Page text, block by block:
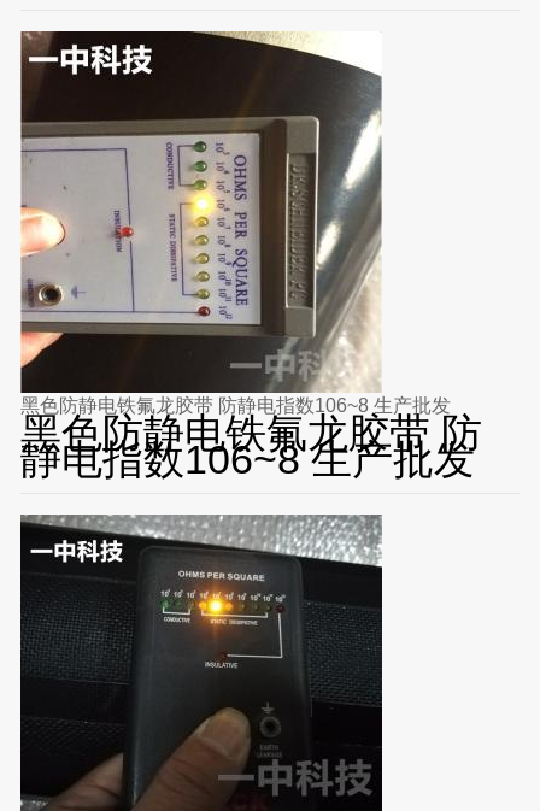
黑色防静电铁氟龙胶带 防静电指数106~8 生产批发
黑色防静电铁氟龙胶带 防
静电指数106~8 生产批发